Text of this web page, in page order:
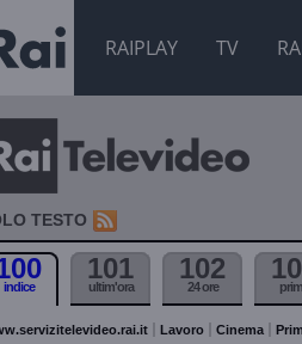
RAIPLAY TV
TESTO
indice
101
ultim'ora
102
24 ore
Lavoro Cinema